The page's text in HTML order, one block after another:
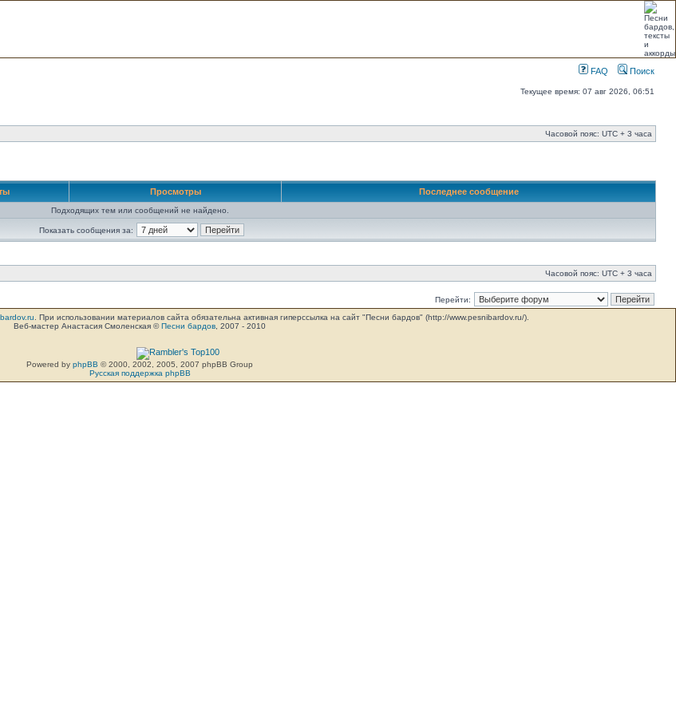
FAQ Поиск
Текущее время: 07 авг 2026, 06:51
Часовой пояс: UTC + 3 часа
Просмотры Последнее сообщение
Подходящих тем или сообщений не найдено.
Показать сообщения за:
Часовой пояс: UTC + 3 часа
Перейти:
. При использовании материалов сайта обязательна активная гиперссылка на сайт "Песни бардов" (http://www.pesnibardov.ru/).
Веб-мастер Анастасия Смоленская ©Песни бардов , 2007 - 2010
Powered by phpBB © 2000, 2002, 2005, 2007 phpBB Group
Русская поддержка phpBB